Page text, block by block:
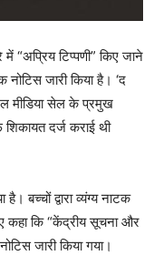
“अप्रिय टिप्पणी” किए जाने
जारी किया है। ‘द
मीडिया सेल के प्रमुख
दर्ज कराई थी
बच्चों द्वारा व्यंग्य नाटक
कहा कि “केंद्रीय सूचना और
जारी किया गया।